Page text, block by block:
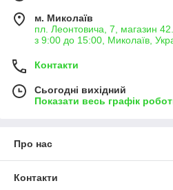
м. Миколаїв
пл. Леонтовича, 7, магазин
з 9:00 до 15:00, Миколаїв,
Контакти
Сьогодні вихідний
Показати весь графік
Про нас
Контакти